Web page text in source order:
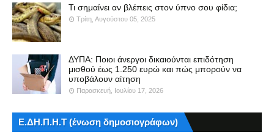
Τι σημαίνει αν βλέπεις στον ύπνο σου φίδια;
Τρίτη, Αυγούστου 05, 2025
ΔΥΠΑ: Ποιοι άνεργοι δικαιούνται επιδότηση
μισθού έως 1.250 ευρώ και πώς μπορούν να
υποβάλουν αίτηση
Παρασκευή, Ιουλίου 17, 2026
Ε.ΔΗ.Π.Η.Τ (ένωση δημοσιογράφων)